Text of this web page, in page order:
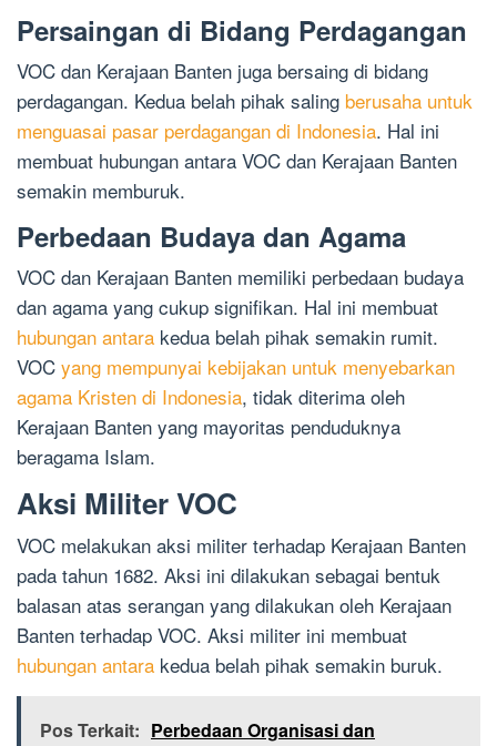
Persaingan di Bidang Perdagangan
VOC dan Kerajaan Banten juga bersaing di bidang
perdagangan. Kedua belah pihak saling berusaha untuk
menguasai pasar perdagangan di Indonesia. Hal ini
membuat hubungan antara VOC dan Kerajaan Banten
semakin memburuk.
Perbedaan Budaya dan Agama
VOC dan Kerajaan Banten memiliki perbedaan budaya
dan agama yang cukup signifikan. Hal ini membuat
hubungan antara kedua belah pihak semakin rumit.
VOC yang mempunyai kebijakan untuk menyebarkan
agama Kristen di Indonesia, tidak diterima oleh
Kerajaan Banten yang mayoritas penduduknya
beragama Islam.
Aksi Militer VOC
VOC melakukan aksi militer terhadap Kerajaan Banten
pada tahun 1682. Aksi ini dilakukan sebagai bentuk
balasan atas serangan yang dilakukan oleh Kerajaan
Banten terhadap VOC. Aksi militer ini membuat
hubungan antara kedua belah pihak semakin buruk.
Pos Terkait: Perbedaan Organisasi dan